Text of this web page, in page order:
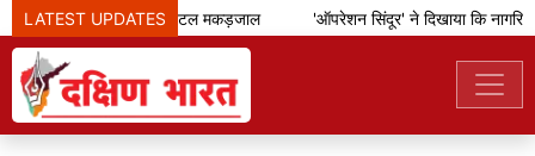
LATEST UPDATES
आईएसआई का डिजिटल मकड़जाल 'ऑपरेशन सिंदूर' ने दिखाया कि